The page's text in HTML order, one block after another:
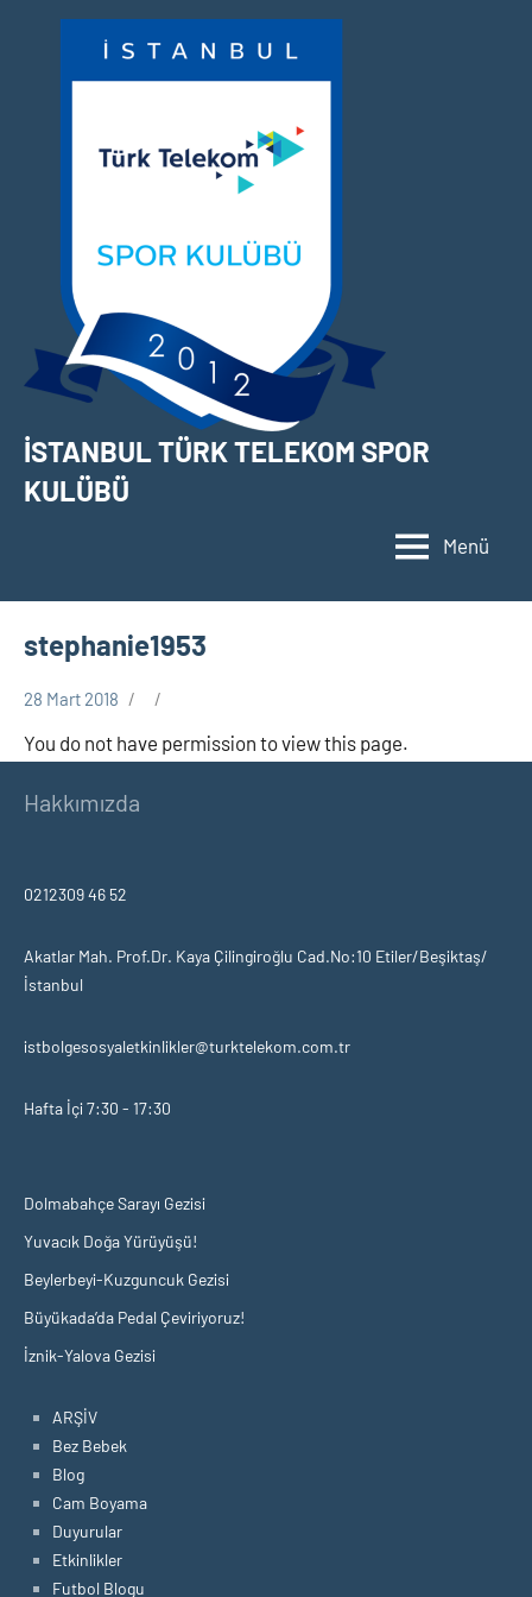
İSTANBUL TÜRK TELEKOM SPOR
KULÜBÜ
Menü
stephanie1953
28 Mart 2018
You do not have permission to view this page.
Hakkımızda
0212309 46 52
Akatlar Mah. Prof.Dr. Kaya Çilingiroğlu Cad.No:10 Etiler/Beşiktaş/
İstanbul
istbolgesosyaletkinlikler@turktelekom.com.tr
Hafta İçi 7:30 - 17:30
Dolmabahçe Sarayı Gezisi
Yuvacık Doğa Yürüyüşü!
Beylerbeyi-Kuzguncuk Gezisi
Büyükada’da Pedal Çeviriyoruz!
İznik-Yalova Gezisi
ARŞİV
Bez Bebek
Blog
Cam Boyama
Duyurular
Etkinlikler
Futbol Blogu